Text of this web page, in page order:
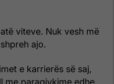
viteve. Nuk vesh më
ajo.
e karrierës së saj,
me paragjykime edhe